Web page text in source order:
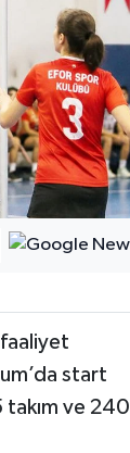
faaliyet
start
takım ve 240